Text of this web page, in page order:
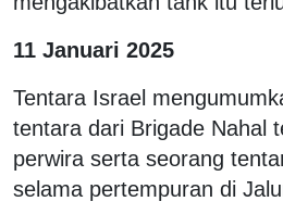
11 Januari 2025
Tentara Israel
tentara dari Brigade Nahal
perwira serta seorang
selama pertempuran di